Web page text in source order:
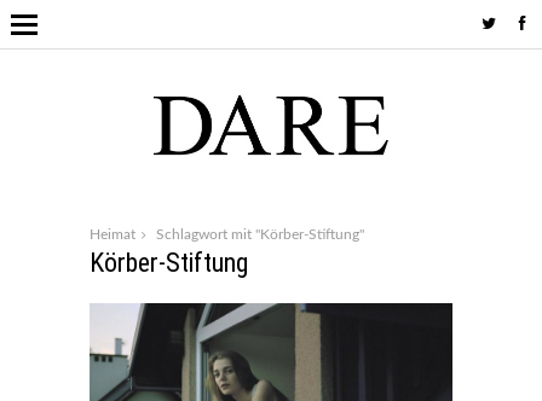
Heimat Schlagwort mit "Körber-Stiftung"
Körber-Stiftung